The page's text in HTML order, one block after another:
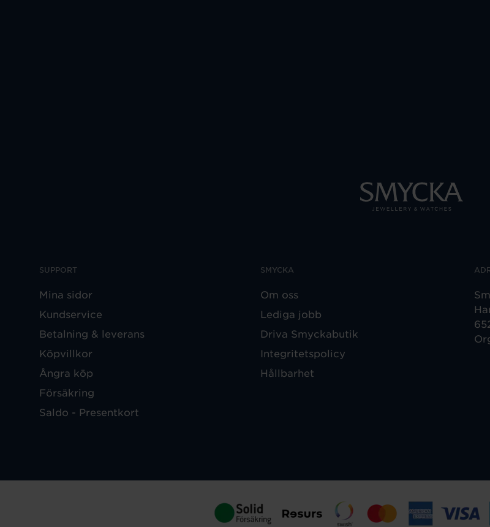
SUPPORT
Mina sidor
Kundservice
Betalning & leverans
Köpvillkor
Ångra köp
Försäkring
Saldo - Presentkort
SMYCKA
Om oss
Lediga jobb
Driva Smyckabutik
Integritetspolicy
Hållbarhet